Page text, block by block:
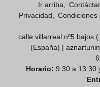
Ir arriba
Privacidad
Condiciones
calle villarreal nº5 bajos
(España) |
Horario: 9:30 a 13:30